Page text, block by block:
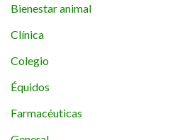
Bienestar animal
Clínica
Colegio
Équidos
Farmacéuticas